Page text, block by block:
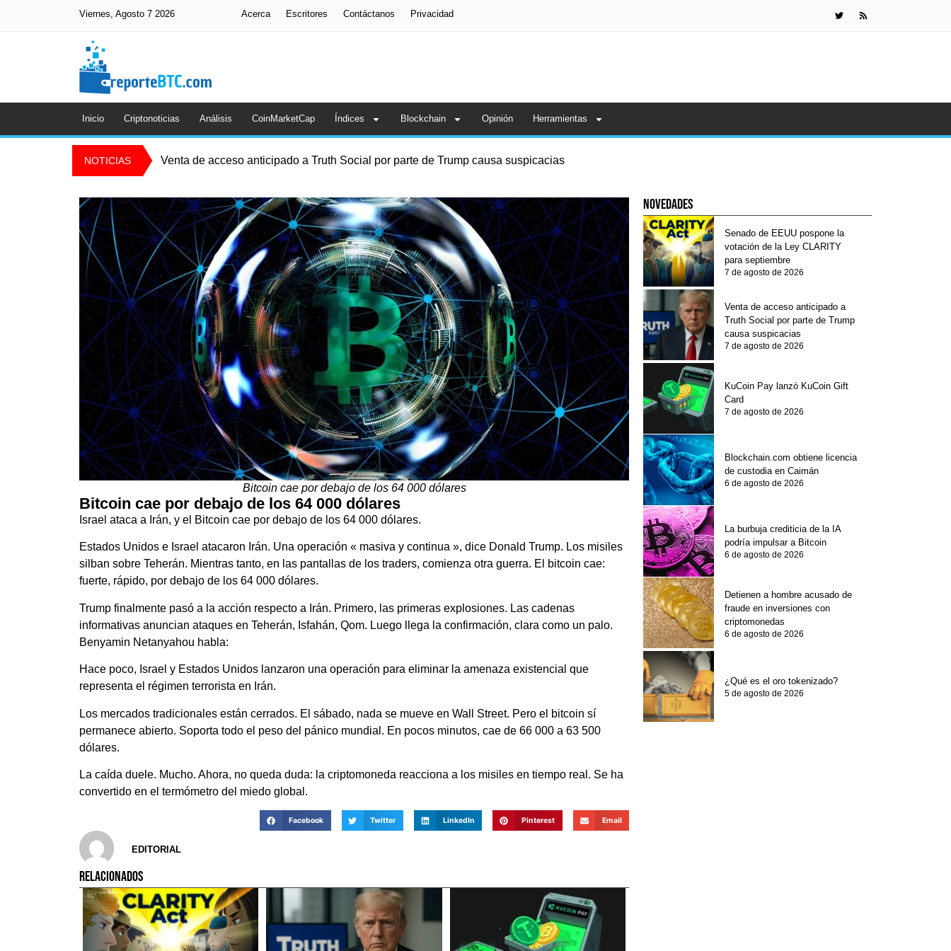
Viernes, Agosto 7 2026 Acerca Escritores Contáctanos Privacidad
Inicio Criptonoticias Análisis CoinMarketCap Índices Blockchain Opinión Herramientas
NOTICIAS Venta de acceso anticipado a Truth Social por parte de Trump causa suspicacias
Bitcoin cae por debajo de los 64 000 dólares
Bitcoin cae por debajo de los 64 000 dólares
Israel ataca a Irán, y el Bitcoin cae por debajo de los 64 000 dólares.
Estados Unidos e Israel atacaron Irán. Una operación « masiva y continua », dice Donald Trump. Los misiles
silban sobre Teherán. Mientras tanto, en las pantallas de los traders, comienza otra guerra. El bitcoin cae:
fuerte, rápido, por debajo de los 64 000 dólares.
Trump finalmente pasó a la acción respecto a Irán. Primero, las primeras explosiones. Las cadenas
informativas anuncian ataques en Teherán, Isfahán, Qom. Luego llega la confirmación, clara como un palo.
Benyamin Netanyahou habla:
Hace poco, Israel y Estados Unidos lanzaron una operación para eliminar la amenaza existencial que
representa el régimen terrorista en Irán.
Los mercados tradicionales están cerrados. El sábado, nada se mueve en Wall Street. Pero el bitcoin sí
permanece abierto. Soporta todo el peso del pánico mundial. En pocos minutos, cae de 66 000 a 63 500
dólares.
La caída duele. Mucho. Ahora, no queda duda: la criptomoneda reacciona a los misiles en tiempo real. Se ha
convertido en el termómetro del miedo global.
Facebook Twitter LinkedIn Pinterest Email
EDITORIAL
RELACIONADOS
novedades
Senado de EEUU pospone la
votación de la Ley CLARITY
para septiembre
7 de agosto de 2026
Venta de acceso anticipado a
Truth Social por parte de Trump
causa suspicacias
7 de agosto de 2026
KuCoin Pay lanzó KuCoin Gift
Card
7 de agosto de 2026
Blockchain.com obtiene licencia
de custodia en Caimán
6 de agosto de 2026
La burbuja crediticia de la IA
podría impulsar a Bitcoin
6 de agosto de 2026
Detienen a hombre acusado de
fraude en inversiones con
criptomonedas
6 de agosto de 2026
¿Qué es el oro tokenizado?
5 de agosto de 2026